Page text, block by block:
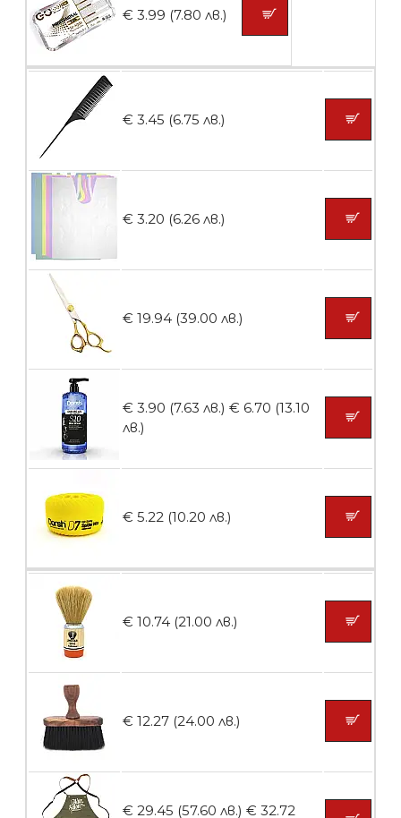
Ваничка за маникюр BMSPA1C
БЕЗПЛАТНО
Пила тип ренде
БЕЗПЛАТНО
Пила тип ренде 2в1
БЕЗПЛАТНО
Пила тип ренде 2в1
БЕЗПЛАТНО
€ 3.99 (7.80 лв.)
€ 3.45 (6.75 лв.)
€ 3.20 (6.26 лв.)
€ 19.94 (39.00 лв.)
€ 3.90 (7.63 лв.) € 6.70 (13.10
лв.)
€ 5.22 (10.20 лв.)
€ 10.74 (21.00 лв.)
€ 12.27 (24.00 лв.)
€ 29.45 (57.60 лв.) € 32.72